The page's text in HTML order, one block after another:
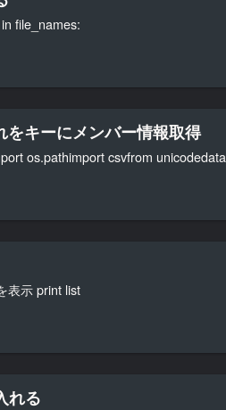
in file_names:
キーにメンバー情報取得
os.pathimport csvfrom unicodedata
表示 print list
れる